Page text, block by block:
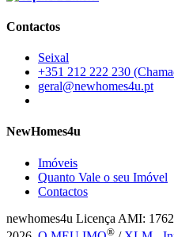
Contactos
Seixal
+351 212 222 230
geral@newhomes4u.pt
NewHomes4u
Imóveis
Quanto Vale o seu Imóvel
Contactos
newhomes4u Licença AMI:
®